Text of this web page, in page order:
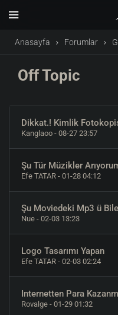
Anasayfa Forumlar
Off Topic
Dikkat.! Kimlik
Kanglaoo - 08-27 23:57
Şu Tür Müzikler
Efe TATAR - 01-28 04:12
Şu Moviedeki Mp3 ü
Nue - 02-03 13:23
Logo Tasarımı Yapan
Efe TATAR - 02-03 02:24
Internetten Para
Rovalge - 01-29 01:32